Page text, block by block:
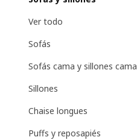
Ver todo
Sofás
Sofás cama y sillones cama
Sillones
Chaise longues
Puffs y reposapiés